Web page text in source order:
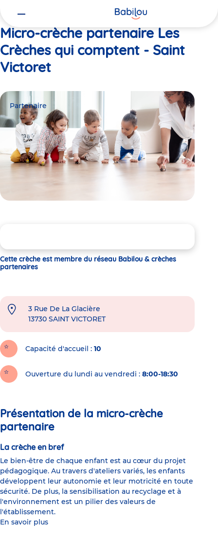
Micro-crèche partenaire Les
Crèches qui comptent - Saint
Victoret
Partenaire
Cette crèche est membre du réseau Babilou & crèches
partenaires
3 Rue De La Glacière
13730 SAINT VICTORET
Capacité d'accueil 10
Ouverture du lundi au vendredi : 8:00-18:30
Présentation de la micro-crèche
partenaire
La crèche en bref
Le bien-être de chaque enfant est au cœur du projet
pédagogique. Au travers d'ateliers variés, les enfants
développent leur autonomie et leur motricité en toute
sécurité. De plus, la sensibilisation au recyclage et à
l'environnement est un pilier des valeurs de
l'établissement.
En savoir plus